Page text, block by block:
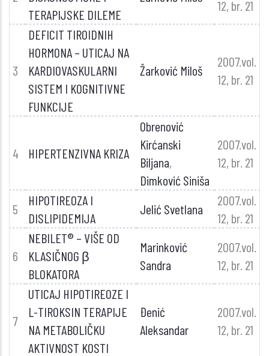
TERAPIJSKE DILEME
12, br. 21
3
DEFICIT TIROIDNIH
HORMONA – UTICAJ NA
KARDIOVASKULARNI
SISTEM I KOGNITIVNE
FUNKCIJE
Žarković Miloš
2007.vol.
12, br. 21
4 HIPERTENZIVNA KRIZA
Obrenović
Kirćanski
Biljana,
Dimković Siniša
2007.vol.
12, br. 21
5
HIPOTIREOZA I
DISLIPIDEMIJA
Jelić Svetlana
2007.vol.
12, br. 21
6
NEBILET® – VIŠE OD
KLASIČNOG β
BLOKATORA
Marinković
Sandra
2007.vol.
12, br. 21
7
UTICAJ HIPOTIREOZE I
L-TIROKSIN TERAPIJE
NA METABOLIČKU
AKTIVNOST KOSTI
Đenić
Aleksandar
2007.vol.
12, br. 21